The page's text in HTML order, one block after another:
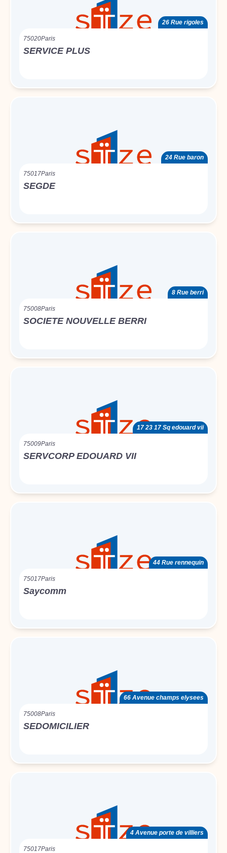
26 Rue rigoles
75020Paris
SERVICE PLUS
24 Rue baron
75017Paris
SEGDE
8 Rue berri
75008Paris
SOCIETE NOUVELLE BERRI
17 23 17 Sq edouard vii
75009Paris
SERVCORP EDOUARD VII
44 Rue rennequin
75017Paris
Saycomm
66 Avenue champs elysees
75008Paris
SEDOMICILIER
4 Avenue porte de villiers
75017Paris